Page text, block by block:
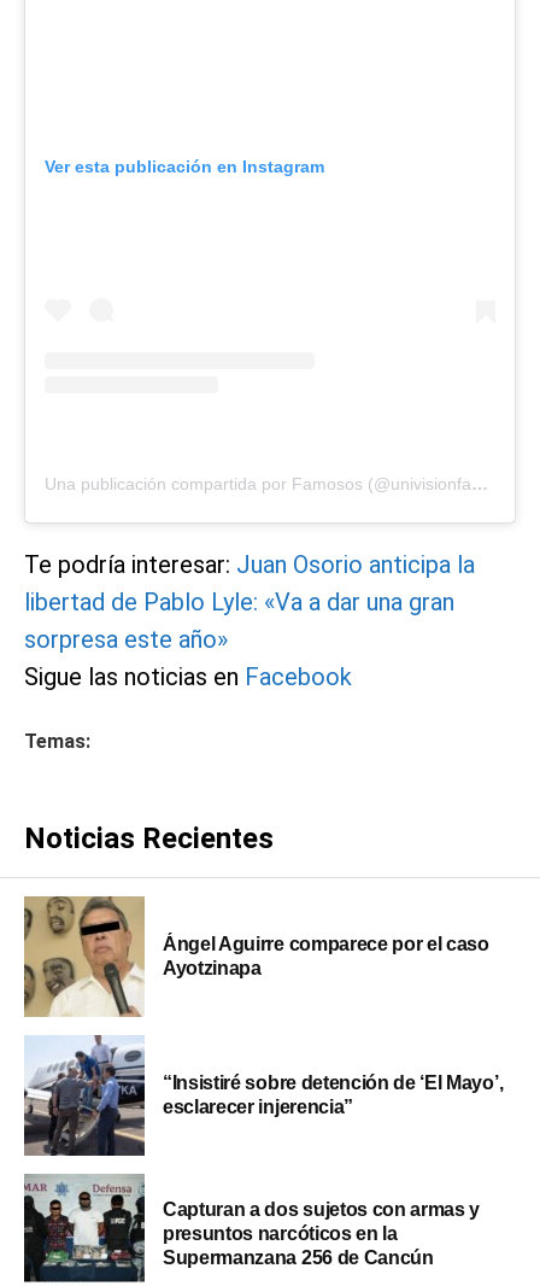
Ver esta publicación en Instagram
Una publicación compartida por Famosos (@univisionfamosos)
Te podría interesar: Juan Osorio anticipa la
libertad de Pablo Lyle: «Va a dar una gran
sorpresa este año»
Sigue las noticias en Facebook
Temas:
Noticias Recientes
Ángel Aguirre comparece por el caso
Ayotzinapa
“Insistiré sobre detención de ‘El Mayo’,
esclarecer injerencia”
Capturan a dos sujetos con armas y
presuntos narcóticos en la
Supermanzana 256 de Cancún